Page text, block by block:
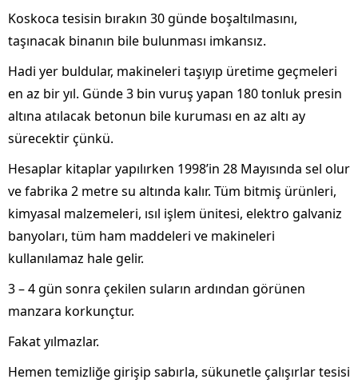
Koskoca tesisin bırakın 30 günde boşaltılmasını,
taşınacak binanın bile bulunması imkansız.
Hadi yer buldular, makineleri taşıyıp üretime geçmeleri
en az bir yıl. Günde 3 bin vuruş yapan 180 tonluk presin
altına atılacak betonun bile kuruması en az altı ay
sürecektir çünkü.
Hesaplar kitaplar yapılırken 1998’in 28 Mayısında sel olur
ve fabrika 2 metre su altında kalır. Tüm bitmiş ürünleri,
kimyasal malzemeleri, ısıl işlem ünitesi, elektro galvaniz
banyoları, tüm ham maddeleri ve makineleri
kullanılamaz hale gelir.
3 – 4 gün sonra çekilen suların ardından görünen
manzara korkunçtur.
Fakat yılmazlar.
Hemen temizliğe girişip sabırla, sükunetle çalışırlar tesisi